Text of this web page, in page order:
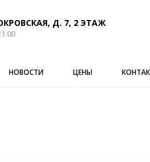
Д. 7, 2 ЭТАЖ
НОВОСТИ ЦЕНЫ